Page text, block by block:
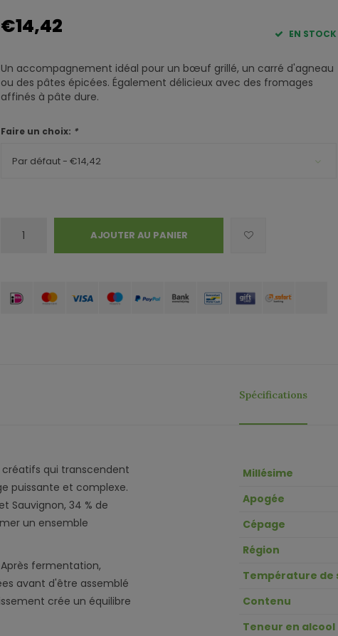
€14,42 EN STOCK
Un accompagnement idéal pour un bœuf grillé, un carré d'agneau
ou des pâtes épicées. Également délicieux avec des fromages
affinés à pâte dure.
Faire un choix: *
Par défaut - €14,42
AJOUTER AU PANIER
Spécifications
créatifs qui transcendent
puissante et complexe.
Sauvignon, 34 % de
un ensemble
fermentation,
avant d'être assemblé
crée un équilibre
Millésime
Apogée
Cépage
Région
Température de
Contenu
Teneur en alcool